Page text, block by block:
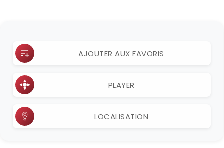
AJOUTER AUX FAVORIS
PLAYER
LOCALISATION